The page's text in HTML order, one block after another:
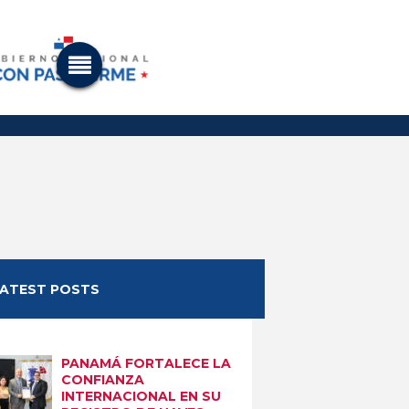
POSTS
PANAMÁ FORTALECE LA
CONFIANZA
INTERNACIONAL EN SU